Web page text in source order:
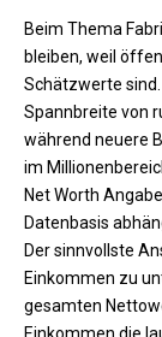
Beim Thema
bleiben, weil
Schätzwerte
Spannbreite von
während neuere
im
Net Worth
Datenbasis
Der sinnvollste
Einkommen zu
gesamten